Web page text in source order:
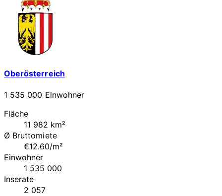
Oberösterreich
1 535 000 Einwohner
Fläche
11 982 km²
Ø Bruttomiete
€12.60/m²
Einwohner
1 535 000
Inserate
2 057